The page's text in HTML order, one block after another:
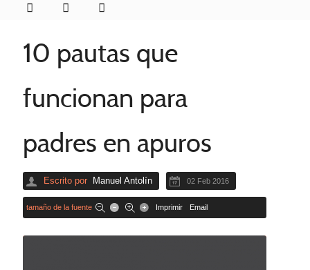
10 pautas que
funcionan para
padres en apuros
Escrito por Manuel Antolín 02 Feb 2016
tamaño de la fuente Imprimir Email